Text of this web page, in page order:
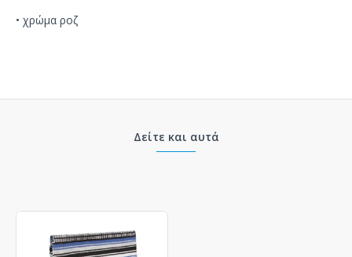
• χρώμα ροζ
Δείτε και αυτά